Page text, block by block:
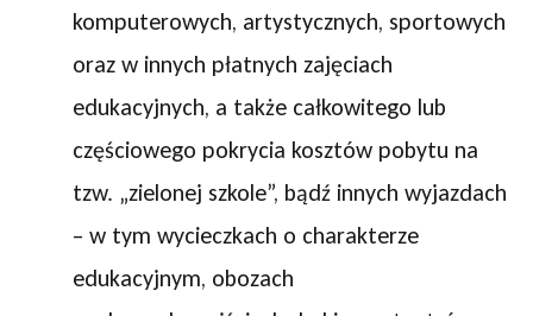
komputerowych, artystycznych, sportowych
oraz w innych płatnych zajęciach
edukacyjnych, a także całkowitego lub
częściowego pokrycia kosztów pobytu na
tzw. „zielonej szkole”, bądź innych wyjazdach
– w tym wycieczkach o charakterze
edukacyjnym, obozach